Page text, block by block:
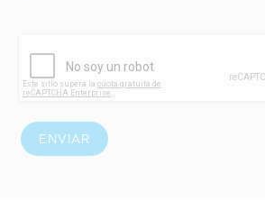
ENVIAR